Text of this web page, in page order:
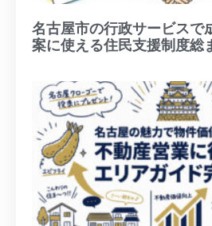
名古屋市の行政サービスで
案に使える住民支援制度総